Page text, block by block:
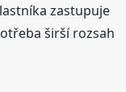
zastupuje
širší rozsah